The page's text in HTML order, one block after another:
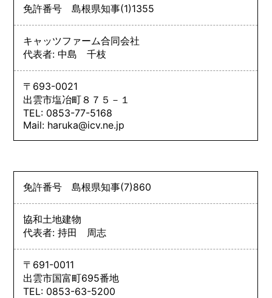
免許番号島根県知事(1)1355
キャッツファーム合同会社
代表者: 中島 千枝
〒693-0021
出雲市塩冶町８７５－１
TEL: 0853-77-5168
Mail: haruka@icv.ne.jp
免許番号島根県知事(7)860
協和土地建物
代表者: 持田 周志
〒691-0011
出雲市国富町695番地
TEL: 0853-63-5200